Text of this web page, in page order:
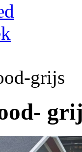
grijs